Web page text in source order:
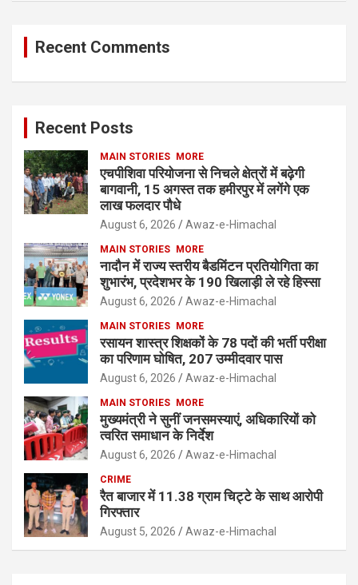
Recent Comments
Recent Posts
MAIN STORIES MORE
एचपीशिवा परियोजना से निचले क्षेत्रों में बढ़ेगी
बागवानी, 15 अगस्त तक हमीरपुर में लगेंगे एक
लाख फलदार पौधे
August 6, 2026 Awaz-e-Himachal
MAIN STORIES MORE
नादौन में राज्य स्तरीय बैडमिंटन प्रतियोगिता का
शुभारंभ, प्रदेशभर के 190 खिलाड़ी ले रहे हिस्सा
August 6, 2026 Awaz-e-Himachal
MAIN STORIES MORE
रसायन शास्त्र शिक्षकों के 78 पदों की भर्ती परीक्षा
का परिणाम घोषित, 207 उम्मीदवार पास
August 6, 2026 Awaz-e-Himachal
MAIN STORIES MORE
मुख्यमंत्री ने सुनीं जनसमस्याएं, अधिकारियों को
त्वरित समाधान के निर्देश
August 6, 2026 Awaz-e-Himachal
CRIME
रैत बाजार में 11.38 ग्राम चिट्टे के साथ आरोपी
गिरफ्तार
August 5, 2026 Awaz-e-Himachal